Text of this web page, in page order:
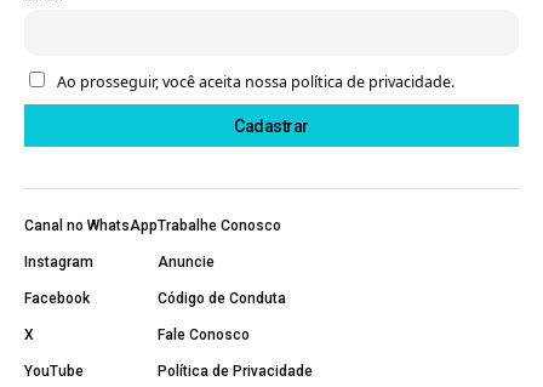
Ao prosseguir, você aceita nossa política de privacidade.
Canal no WhatsApp
Instagram
Facebook
X
YouTube
Trabalhe Conosco
Anuncie
Código de Conduta
Fale Conosco
Política de Privacidade